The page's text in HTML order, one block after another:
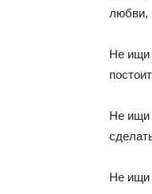
любви,
Не ищи
Не ищи
Не ищи